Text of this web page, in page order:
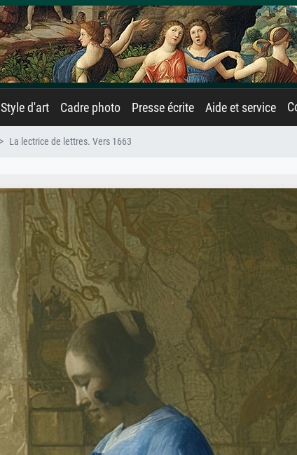
Style d'art Cadre photo Presse écrite Aide et service
La lectrice de lettres. Vers 1663